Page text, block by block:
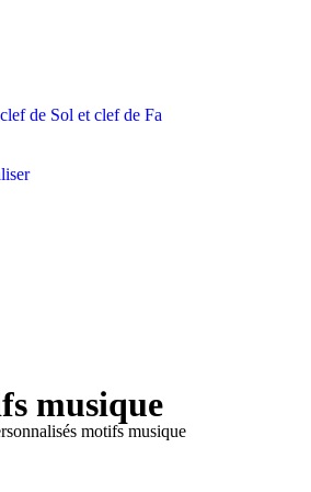
de Sol et clef de Fa
musique
motifs musique